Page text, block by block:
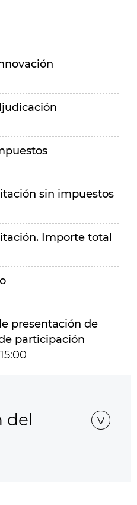
sin impuestos
Importe total
presentación de
participación
del